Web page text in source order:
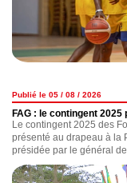
Publié le 05 / 08 / 2026
FAG : le contingent
Le contingent 2025 des
présenté au drapeau à la
présidée par le général
major général des Forces